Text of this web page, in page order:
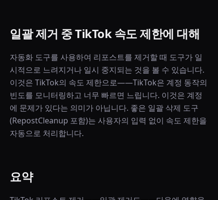
일괄 제거 중 TikTok 속도 제한에 대해
자동화 도구를 사용하여 리포스트를 제거할 때 도구가 일
시적으로 느려지거나 일시 중지되는 것을 볼 수 있습니다.
이것은 TikTok의 속도 제한으로——TikTok은 계정 동작의
빈도를 모니터링하고 너무 빠르면 느립니다. 이것은 계정
에 문제가 있다는 의미가 아닙니다. 좋은 일괄 삭제 도구
(RepostCleanup 포함)는 사용자의 입력 없이 속도 제한을
자동으로 처리합니다.
요약